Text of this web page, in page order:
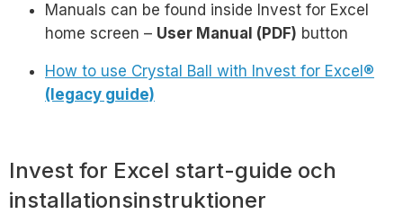
Manuals can be found inside Invest for Excel
home screen – User Manual (PDF) button
How to use Crystal Ball with Invest for Excel®
(legacy guide)
Invest for Excel start-guide och
installationsinstruktioner